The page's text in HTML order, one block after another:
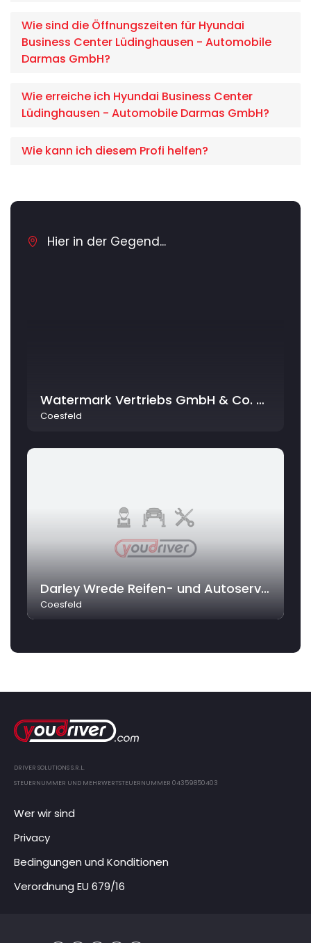
Wie sind die Öffnungszeiten für Hyundai
Business Center Lüdinghausen - Automobile
Darmas GmbH?
Wie erreiche ich Hyundai Business Center
Lüdinghausen - Automobile Darmas GmbH?
Wie kann ich diesem Profi helfen?
Hier in der Gegend...
Watermark Vertriebs GmbH & Co. KG
Coesfeld
Darley Wrede Reifen- und Autoservice GmbH
Coesfeld
DRIVER SOLUTIONS S.R.L.
STEUERNUMMER UND MEHRWERTSTEUERNUMMER 04359850403
Wer wir sind
Privacy
Bedingungen und Konditionen
Verordnung EU 679/16